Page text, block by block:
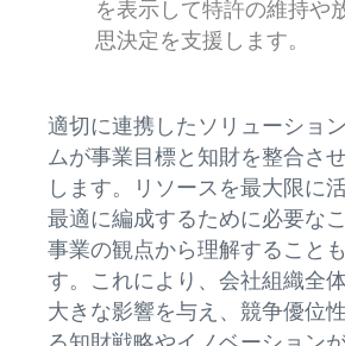
を表示して特許の維持や
思決定を支援します。
適切に連携したソリューショ
ムが事業目標と知財を整合さ
します。リソースを最大限に
最適に編成するために必要な
事業の観点から理解すること
す。これにより、会社組織全
大きな影響を与え、競争優位